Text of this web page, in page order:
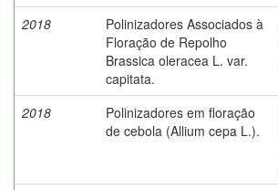
2018
Polinizadores Associados à
Floração de Repolho
Brassica oleracea L. var.
capitata.
2018
Polinizadores em floração
de cebola (Allium cepa L.).